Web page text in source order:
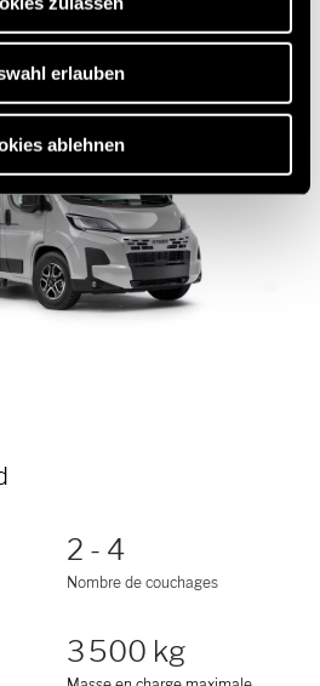
erlauben
ablehnen
2 - 4
Nombre de couchages
3 500 kg